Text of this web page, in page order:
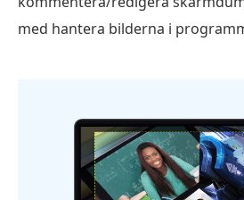
med hantera bilderna i